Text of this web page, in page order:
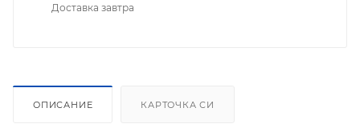
Доставка завтра
ОПИСАНИЕ КАРТОЧКА СИ